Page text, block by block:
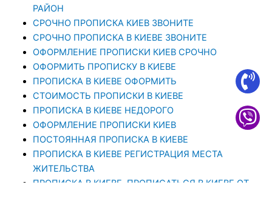
РАЙОН
СРОЧНО ПРОПИСКА КИЕВ ЗВОНИТЕ
СРОЧНО ПРОПИСКА В КИЕВЕ ЗВОНИТЕ
ОФОРМЛЕНИЕ ПРОПИСКИ КИЕВ СРОЧНО
ОФОРМИТЬ ПРОПИСКУ В КИЕВЕ
ПРОПИСКА В КИЕВЕ ОФОРМИТЬ
СТОИМОСТЬ ПРОПИСКИ В КИЕВЕ
ПРОПИСКА В КИЕВЕ НЕДОРОГО
ОФОРМЛЕНИЕ ПРОПИСКИ КИЕВ
ПОСТОЯННАЯ ПРОПИСКА В КИЕВЕ
ПРОПИСКА В КИЕВЕ РЕГИСТРАЦИЯ МЕСТА
ЖИТЕЛЬСТВА
ПРОПИСКА В КИЕВЕ. ПРОПИСАТЬСЯ В КИЕВЕ ОТ